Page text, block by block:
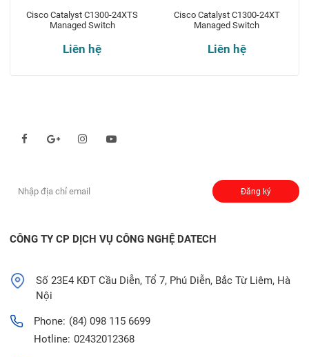
Cisco Catalyst C1300-24XTS
Managed Switch
Liên hệ
Cisco Catalyst C1300-24XT
Managed Switch
Liên hệ
Đăng ký
CÔNG TY CP DỊCH VỤ CÔNG NGHỆ DATECH
Số 23E4 KĐT Cầu Diễn, Tổ 7, Phú Diễn, Bắc Từ Liêm, Hà
Nội
Phone: (84) 098 115 6699
Hotline: 02432012368